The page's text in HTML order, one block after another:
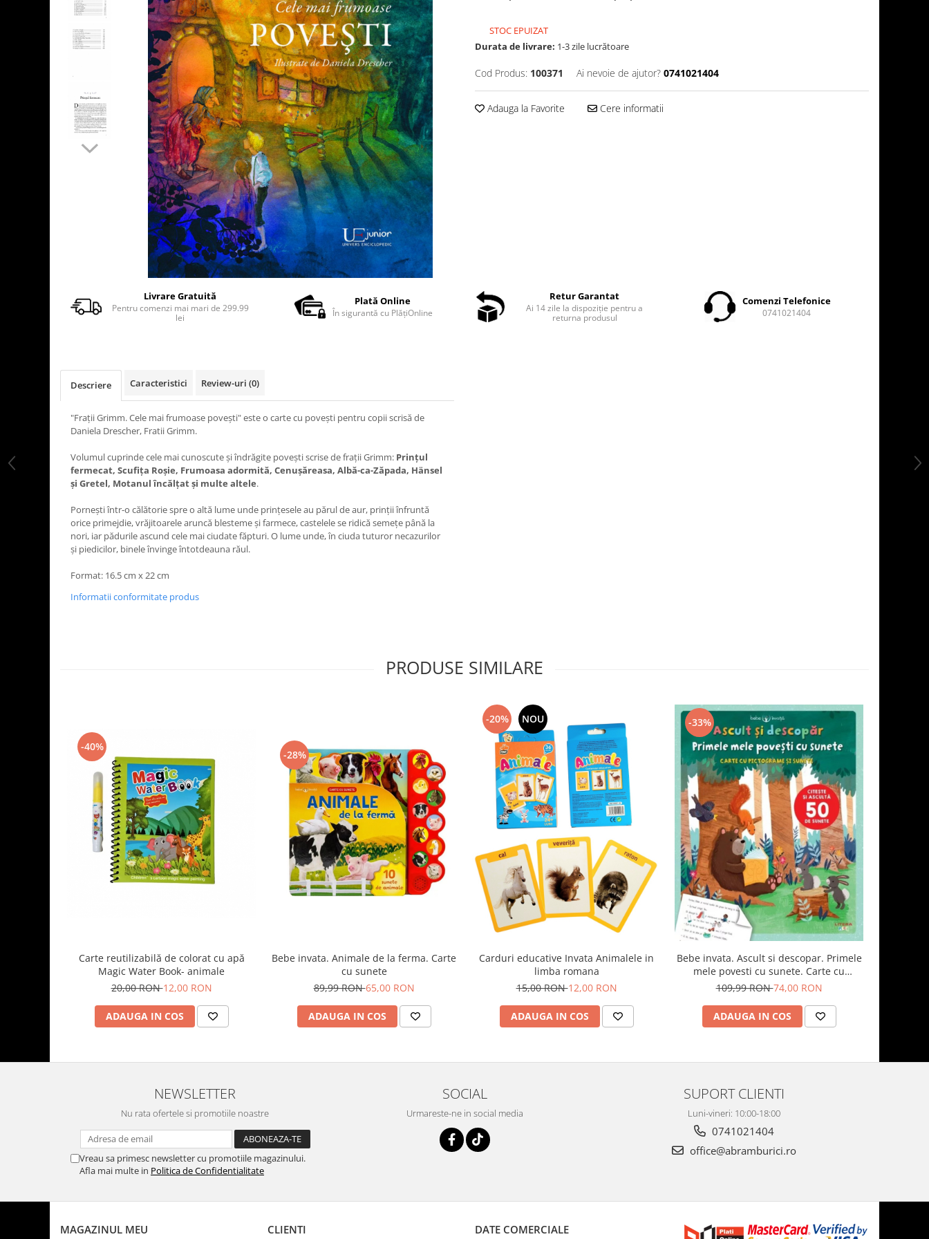
STOC EPUIZAT
Durata de livrare: 1-3 zile lucrătoare
Cod Produs: 100371 Ai nevoie de ajutor? 0741021404
Adauga la Favorite Cere informatii
Livrare Gratuită
Pentru comenzi mai mari de 299.99
lei
Plată Online
În sigurantă cu PlățiOnline
Retur Garantat
Ai 14 zile la dispoziție pentru a
returna produsul
Comenzi Telefonice
0741021404
Descriere Caracteristici Review-uri (0)
"Frații Grimm. Cele mai frumoase povești" este o carte cu povești pentru copii scrisă de
Daniela Drescher, Fratii Grimm.
Volumul cuprinde cele mai cunoscute și îndrăgite povești scrise de frații Grimm: Prințul
fermecat, Scufița Roșie, Frumoasa adormită, Cenușăreasa, Albă-ca-Zăpada, Hänsel
și Gretel, Motanul încălțat și multe altele.
Pornești într-o călătorie spre o altă lume unde prințesele au părul de aur, prinții înfruntă
orice primejdie, vrăjitoarele aruncă blesteme și farmece, castelele se ridică semețe până la
nori, iar pădurile ascund cele mai ciudate făpturi. O lume unde, în ciuda tuturor necazurilor
și piedicilor, binele învinge întotdeauna răul.
Format: 16.5 cm x 22 cm
Informatii conformitate produs
PRODUSE SIMILARE
-40%
Carte reutilizabilă de colorat cu apă
Magic Water Book- animale
20,00 RON12,00 RON
ADAUGA IN COS
-28%
Bebe invata. Animale de la ferma. Carte
cu sunete
89,99 RON65,00 RON
ADAUGA IN COS
-20% NOU
Carduri educative Invata Animalele in
limba romana
15,00 RON12,00 RON
ADAUGA IN COS
-33%
Bebe invata. Ascult si descopar. Primele
mele povesti cu sunete. Carte cu
pictograme si sunete
109,99 RON74,00 RON
ADAUGA IN COS
NEWSLETTER
Nu rata ofertele si promotiile noastre
Vreau sa primesc newsletter cu promotiile magazinului.
Afla mai multe in Politica de Confidentialitate
SOCIAL
Urmareste-ne in social media
SUPORT CLIENTI
Luni-vineri: 10:00-18:00
0741021404
office@abramburici.ro
MAGAZINUL MEU CLIENTI DATE COMERCIALE